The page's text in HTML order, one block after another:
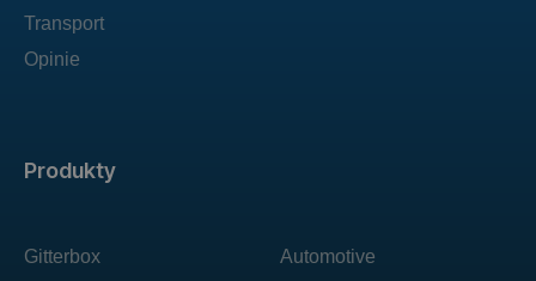
Produkty
Gitterbox
Automotive
Transport
Opinie